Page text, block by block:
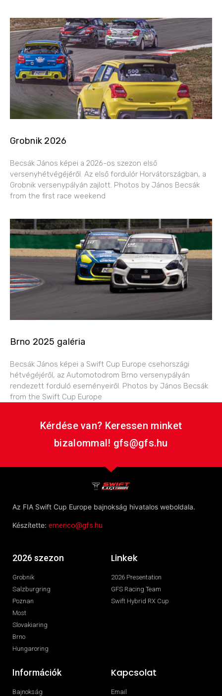
Grobnik 2026
Becsák János képei a 2026-os szezon első
versenyhétvégéjéről. Az első fordulór Horvátországban, a
Grobnik versenypályán zajlott. Photos by János Becsák
from the first race weekend
Brno 2025 galéria
Becsák János képei a Swift Cup Europe csehországi
hétvégéjéről, az Automotodrom Brno versenypályán
rendezett forduló eseményeiről. Photos by János Becsák
from the Swift Cup Europe
Kérdése van? Keressen minket
bizalommal! gfs@gfs.hu
Az FIA Swift Cup Europe bajnokság hivatalos weboldala.
Készítette: emerico@gfs.hu
2026 szezon
Grobnik
Salzburgring
Poznan
Most
Slovakiaring
Brno
Hungaroring
Linkek
2026 Presentation
GFS Racing Team
Swift Hybrid RX Cup
Információk
Bajnokság
Kapcsolat
Email